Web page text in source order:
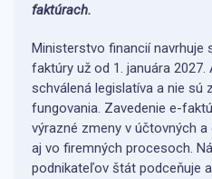
faktúrach.
Ministerstvo financií navrhuje
faktúry už od 1. januára 2027.
schválená legislatíva a nie sú
fungovania. Zavedenie e-
výrazné zmeny v účtovných
aj vo firemných procesoch.
podnikateľov štát podceňuje